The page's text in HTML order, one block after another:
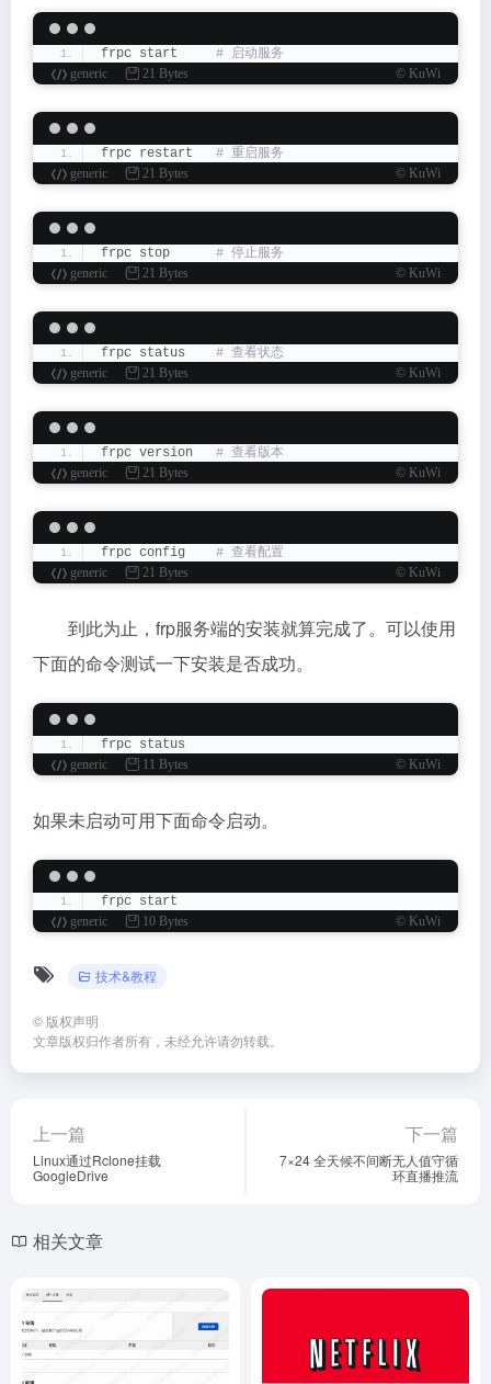
frpc start
# 启动服务
generic
21 Bytes © KuWi
frpc restart
# 重启服务
generic
21 Bytes © KuWi
frpc stop
# 停止服务
generic
21 Bytes © KuWi
frpc status
# 查看状态
generic
21 Bytes © KuWi
frpc version
# 查看版本
generic
21 Bytes © KuWi
frpc config
# 查看配置
generic
21 Bytes © KuWi
到此为止，frp服务端的安装就算完成了。可以使用
下面的命令测试一下安装是否成功。
frpc status
generic
11 Bytes © KuWi
如果未启动可用下面命令启动。
frpc start
generic
10 Bytes © KuWi
技术&教程
© 版权声明
文章版权归作者所有，未经允许请勿转载。
上一篇
Linux通过Rclone挂载
GoogleDrive
下一篇
7×24 全天候不间断无人值守循
环直播推流
相关文章